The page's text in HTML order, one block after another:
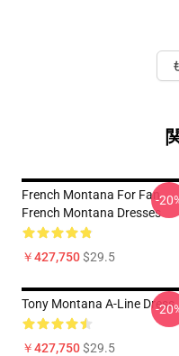
French Montana For Fan
French Montana Dresses
￥427,750$29.5
-
Tony Montana A-Line Dress
￥427,750$29.5
-